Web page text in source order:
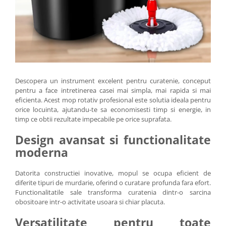
Descopera un instrument excelent pentru curatenie, conceput
pentru a face intretinerea casei mai simpla, mai rapida si mai
eficienta. Acest mop rotativ profesional este solutia ideala pentru
orice locuinta, ajutandu-te sa economisesti timp si energie, in
timp ce obtii rezultate impecabile pe orice suprafata.
Design avansat si functionalitate
moderna
Datorita constructiei inovative, mopul se ocupa eficient de
diferite tipuri de murdarie, oferind o curatare profunda fara efort.
Functionalitatile sale transforma curatenia dintr-o sarcina
obositoare intr-o activitate usoara si chiar placuta.
Versatilitate pentru toate